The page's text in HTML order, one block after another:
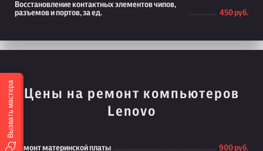
Восстановление контактных элементов чипов,
разъемов и портов, за ед.
450 руб.
Цены на ремонт компьютеров
Lenovo
Ремонт материнской платы 900 руб.
Вызвать мастера